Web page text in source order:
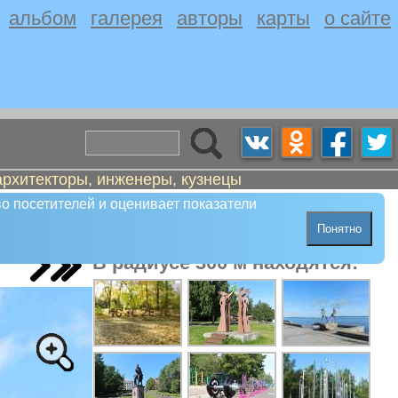
альбом галерея авторы карты о сайте
инженеры, кузнецы
и оценивает показатели
Понятно
В радиусе 300 м находятся: